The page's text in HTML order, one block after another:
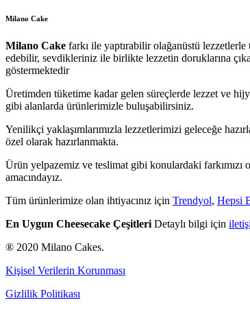
Milano Cake
Milano Cake farkı ile yaptırabilir olağanüstü
edebilir, sevdikleriniz ile birlikte lezzetin doruklarına
göstermektedir
Üretimden tüketime kadar gelen süreçlerde lezzet ve
gibi alanlarda ürünlerimizle buluşabilirsiniz.
Yenilikçi yaklaşımlarımızla lezzetlerimizi geleceğe
özel olarak hazırlanmakta.
Ürün yelpazemiz ve teslimat gibi konulardaki farkımızı
amacındayız.
Tüm ürünlerimize olan ihtiyacınız için Trendyol, Hepsi
En Uygun Cheesecake Çeşitleri Detaylı bilgi için
® 2020 Milano Cakes.
Kişisel Verilerin Korunması
Gizlilik Politikası